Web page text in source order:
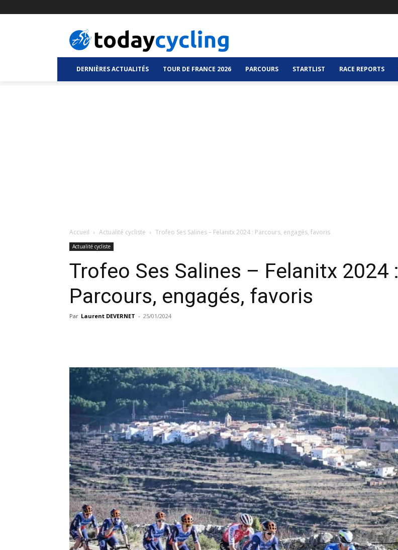
DERNIÈRES ACTUALITÉS TOUR DE FRANCE 2026 PARCOURS STARTLIST RACE REPORTS
Accueil Actualité cycliste Trofeo Ses Salines – Felanitx 2024 : Parcours, engagés, favoris
Actualité cycliste
Trofeo Ses Salines – Felanitx 2024 :
Parcours, engagés, favoris
Par Laurent DEVERNET - 25/01/2024